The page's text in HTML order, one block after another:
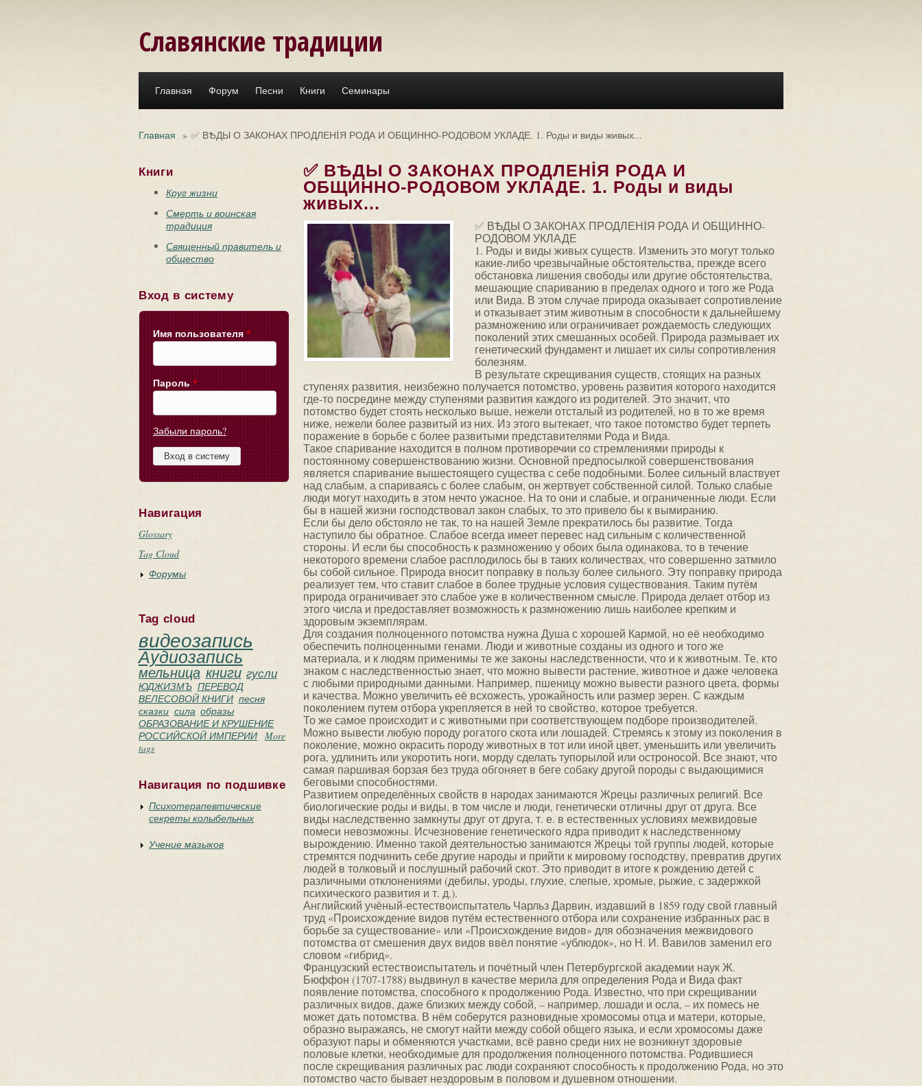
Славянские традиции
Главная Форум Песни Книги Семинары
Главная » ✅ ВѢДЫ О ЗАКОНАХ ПРОДЛЕНİЯ РОДА И ОБЩИННО-РОДОВОМ УКЛАДЕ. 1. Роды и виды живых...
Книги
Круг жизни
Смерть и воинская
традиция
Священный правитель и
общество
Вход в систему
Имя пользователя *
Пароль *
Забыли пароль?
Навигация
Glossary
Tag Cloud
Форумы
Tag cloud
видеозапись
Аудиозапись
мельница книги гусли
ЮДЖИЗМЪ ПЕРЕВОД
ВЕЛЕСОВОЙ КНИГИ песня
сказки сила образы
ОБРАЗОВАНИЕ И КРУШЕНИЕ
РОССИЙСКОЙ ИМПЕРИИ More
tags
Навигация по подшивке
Психотерапевтические
секреты колыбельных
Учение мазыков
✅ ВѢДЫ О ЗАКОНАХ ПРОДЛЕНİЯ РОДА И
ОБЩИННО-РОДОВОМ УКЛАДЕ. 1. Роды и виды
живых...
✅ ВѢДЫ О ЗАКОНАХ ПРОДЛЕНİЯ РОДА И ОБЩИННО-
РОДОВОМ УКЛАДЕ
1. Роды и виды живых существ. Изменить это могут только
какие-либо чрезвычайные обстоятельства, прежде всего
обстановка лишения свободы или другие обстоятельства,
мешающие спариванию в пределах одного и того же Рода
или Вида. В этом случае природа оказывает сопротивление
и отказывает этим животным в способности к дальнейшему
размножению или ограничивает рождаемость следующих
поколений этих смешанных особей. Природа размывает их
генетический фундамент и лишает их силы сопротивления
болезням.
В результате скрещивания существ, стоящих на разных
ступенях развития, неизбежно получается потомство, уровень развития которого находится
где-то посредине между ступенями развития каждого из родителей. Это значит, что
потомство будет стоять несколько выше, нежели отсталый из родителей, но в то же время
ниже, нежели более развитый из них. Из этого вытекает, что такое потомство будет терпеть
поражение в борьбе с более развитыми представителями Рода и Вида.
Такое спаривание находится в полном противоречии со стремлениями природы к
постоянному совершенствованию жизни. Основной предпосылкой совершенствования
является спаривание вышестоящего существа с себе подобными. Более сильный властвует
над слабым, а спариваясь с более слабым, он жертвует собственной силой. Только слабые
люди могут находить в этом нечто ужасное. На то они и слабые, и ограниченные люди. Если
бы в нашей жизни господствовал закон слабых, то это привело бы к вымиранию.
Если бы дело обстояло не так, то на нашей Земле прекратилось бы развитие. Тогда
наступило бы обратное. Слабое всегда имеет перевес над сильным с количественной
стороны. И если бы способность к размножению у обоих была одинакова, то в течение
некоторого времени слабое расплодилось бы в таких количествах, что совершенно затмило
бы собой сильное. Природа вносит поправку в пользу более сильного. Эту поправку природа
реализует тем, что ставит слабое в более трудные условия существования. Таким путём
природа ограничивает это слабое уже в количественном смысле. Природа делает отбор из
этого числа и предоставляет возможность к размножению лишь наиболее крепким и
здоровым экземплярам.
Для создания полноценного потомства нужна Душа с хорошей Кармой, но её необходимо
обеспечить полноценными генами. Люди и животные созданы из одного и того же
материала, и к людям применимы те же законы наследственности, что и к животным. Те, кто
знаком с наследственностью знает, что можно вывести растение, животное и даже человека
с любыми природными данными. Например, пшеницу можно вывести разного цвета, формы
и качества. Можно увеличить её всхожесть, урожайность или размер зерен. С каждым
поколением путем отбора укрепляется в ней то свойство, которое требуется.
То же самое происходит и с животными при соответствующем подборе производителей.
Можно вывести любую породу рогатого скота или лошадей. Стремясь к этому из поколения в
поколение, можно окрасить породу животных в тот или иной цвет, уменьшить или увеличить
рога, удлинить или укоротить ноги, морду сделать тупорылой или остроносой. Все знают, что
самая паршивая борзая без труда обгоняет в беге собаку другой породы с выдающимися
беговыми способностями.
Развитием определённых свойств в народах занимаются Жрецы различных религий. Все
биологические роды и виды, в том числе и люди, генетически отличны друг от друга. Все
виды наследственно замкнуты друг от друга, т. е. в естественных условиях межвидовые
помеси невозможны. Исчезновение генетического ядра приводит к наследственному
вырождению. Именно такой деятельностью занимаются Жрецы той группы людей, которые
стремятся подчинить себе другие народы и прийти к мировому господству, превратив других
людей в толковый и послушный рабочий скот. Это приводит в итоге к рождению детей с
различными отклонениями (дебилы, уроды, глухие, слепые, хромые, рыжие, с задержкой
психического развития и т. д.).
Английский учёный-естествоиспытатель Чарльз Дарвин, издавший в 1859 году свой главный
труд «Происхождение видов путём естественного отбора или сохранение избранных рас в
борьбе за существование» или «Происхождение видов» для обозначения межвидового
потомства от смешения двух видов ввёл понятие «ублюдок», но Н. И. Вавилов заменил его
словом «гибрид».
Французский естествоиспытатель и почётный член Петербургской академии наук Ж.
Бюффон (1707-1788) выдвинул в качестве мерила для определения Рода и Вида факт
появление потомства, способного к продолжению Рода. Известно, что при скрещивании
различных видов, даже близких между собой, – например, лошади и осла, – их помесь не
может дать потомства. В нём соберутся разновидные хромосомы отца и матери, которые,
образно выражаясь, не смогут найти между собой общего языка, и если хромосомы даже
образуют пары и обменяются участками, всё равно среди них не возникнут здоровые
половые клетки, необходимые для продолжения полноценного потомства. Родившиеся
после скрещивания различных рас люди сохраняют способность к продолжению Рода, но это
потомство часто бывает нездоровым в половом и душевном отношении.